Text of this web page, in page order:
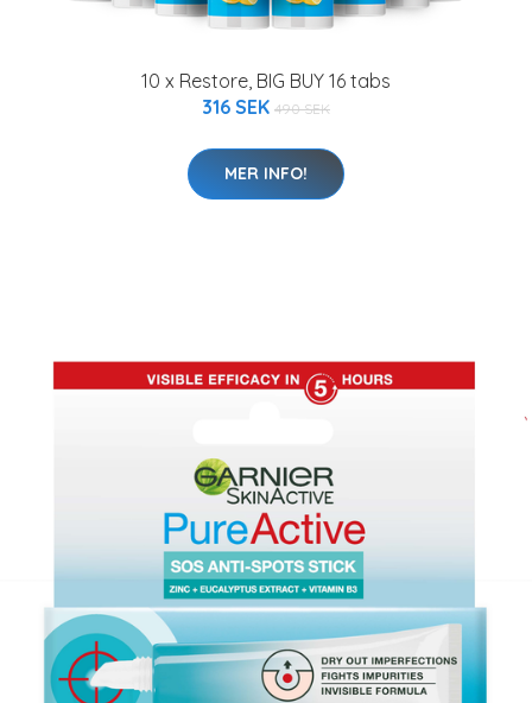
10 x Restore, BIG BUY 16 tabs
316 SEK 490 SEK
MER INFO!